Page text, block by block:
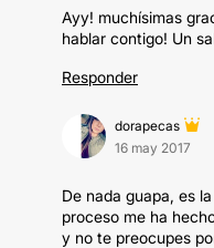
Ayy! muchísimas
hablar contigo! Un
Responder
dorapecas
16 may 2017
De nada guapa, es
proceso me ha
y no te preocupes